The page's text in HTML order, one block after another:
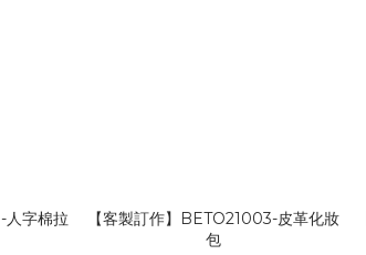
人字棉拉
【客製訂作】BETO21003-皮革化妝
包